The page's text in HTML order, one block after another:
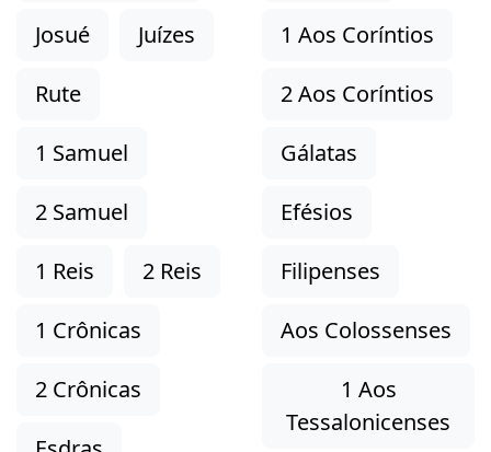
Josué
Juízes
Rute
1 Samuel
2 Samuel
1 Reis
2 Reis
1 Crônicas
2 Crônicas
1 Aos Coríntios
2 Aos Coríntios
Gálatas
Efésios
Filipenses
Aos Colossenses
1 Aos
Tessalonicenses